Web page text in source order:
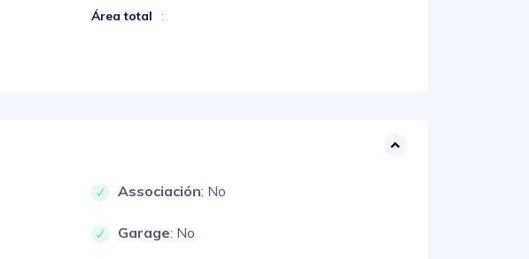
Área total :
Associación: No
Garage: No